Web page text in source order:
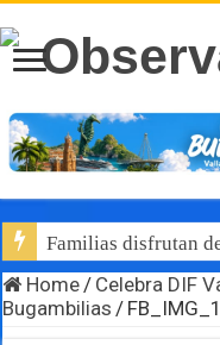
Familias disfrutan
Home/ Celebra DIF
Bugambilias /